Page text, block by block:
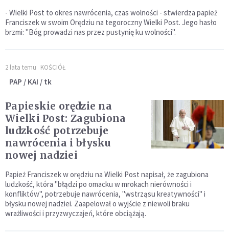
- Wielki Post to okres nawrócenia, czas wolności - stwierdza papież
Franciszek w swoim Orędziu na tegoroczny Wielki Post. Jego hasło
brzmi: "Bóg prowadzi nas przez pustynię ku wolności".
2 lata temu KOŚCIÓŁ
PAP / KAI / tk
Papieskie orędzie na
Wielki Post: Zagubiona
ludzkość potrzebuje
nawrócenia i błysku
nowej nadziei
Papież Franciszek w orędziu na Wielki Post napisał, że zagubiona
ludzkość, która "błądzi po omacku w mrokach nierówności i
konfliktów", potrzebuje nawrócenia, "wstrząsu kreatywności" i
błysku nowej nadziei. Zaapelował o wyjście z niewoli braku
wrażliwości i przyzwyczajeń, które obciążają.